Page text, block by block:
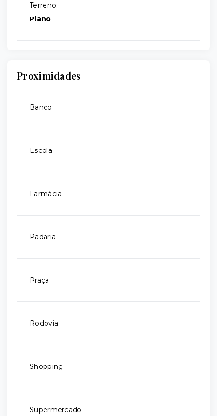
Terreno:
Plano
Proximidades
Banco
Escola
Farmácia
Padaria
Praça
Rodovia
Shopping
Supermercado